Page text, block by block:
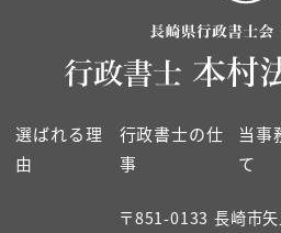
選ばれる理
由
行政書士の仕
事
当事
て
〒851-0133 長崎市